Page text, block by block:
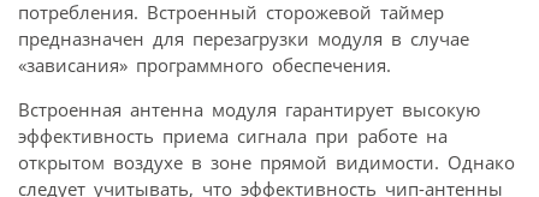
потребления. Встроенный сторожевой таймер
предназначен для перезагрузки модуля в случае
«зависания» программного обеспечения.
Встроенная антенна модуля гарантирует высокую
эффективность приема сигнала при работе на
открытом воздухе в зоне прямой видимости. Однако
следует учитывать, что эффективность чип-антенны